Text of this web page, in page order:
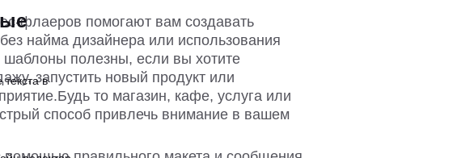
флаеров помогают вам создавать
найма дизайнера или использования
шаблоны полезны, если вы хотите
запустить новый продукт или
то магазин, кафе, услуга или
способ привлечь внимание в вашем
в